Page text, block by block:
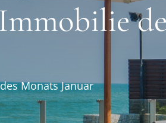
Monats Januar